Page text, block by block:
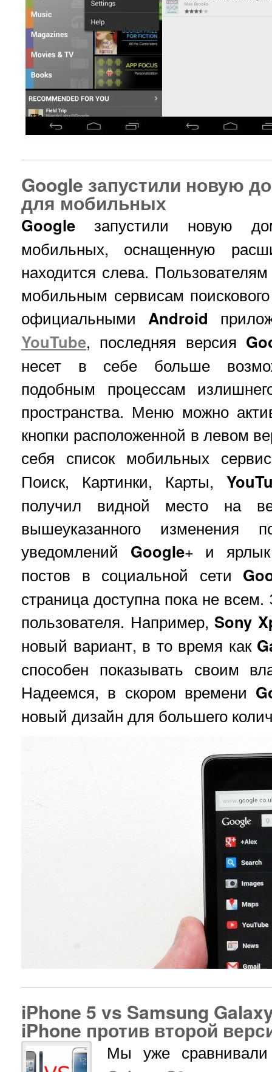
Google запустили новую
для мобильных
Google запустили новую
мобильных, оснащенную
находится слева.
мобильным сервисам
официальными Android
YouTube, последняя версия
несет в себе больше
подобным процессам
пространства. Меню можно
кнопки расположенной в левом
себя список мобильных
Поиск, Картинки, Карты,
получил видной место на
вышеуказанного изменения
уведомлений Google+ и ярлык
постов в социальной сети
страница доступна пока не всем.
пользователя. Например,Sony
новый вариант, в то время как
способен показывать своим
Надеемся, в скором времени
новый дизайн для большего
iPhone 5 vs Samsung
iPhone против второй
Мы уже